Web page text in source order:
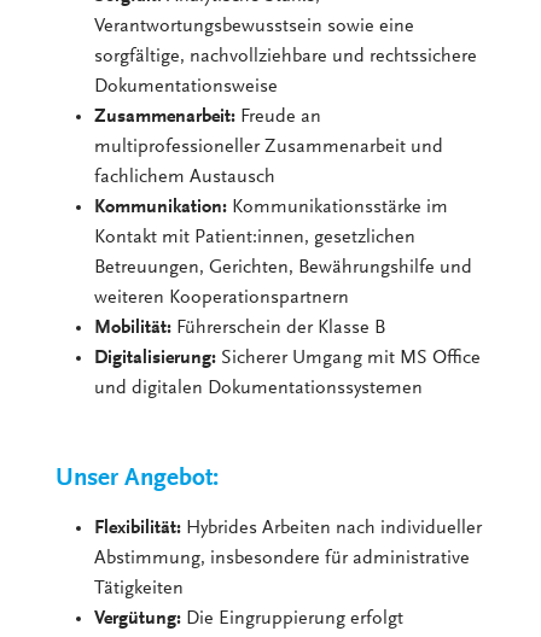
Verantwortungsbewusstsein sowie eine
sorgfältige, nachvollziehbare und rechtssichere
Dokumentationsweise
Zusammenarbeit: Freude an
multiprofessioneller Zusammenarbeit und
fachlichem Austausch
Kommunikation: Kommunikationsstärke im
Kontakt mit Patient:innen, gesetzlichen
Betreuungen, Gerichten, Bewährungshilfe und
weiteren Kooperationspartnern
Mobilität: Führerschein der Klasse B
Digitalisierung: Sicherer Umgang mit MS Office
und digitalen Dokumentationssystemen
Unser Angebot:
Flexibilität: Hybrides Arbeiten nach individueller
Abstimmung, insbesondere für administrative
Tätigkeiten
Vergütung: Die Eingruppierung erfolgt